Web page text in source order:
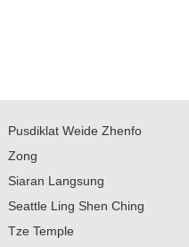
Pusdiklat Weide Zhenfo
Zong
Siaran Langsung
Seattle Ling Shen Ching
Tze Temple